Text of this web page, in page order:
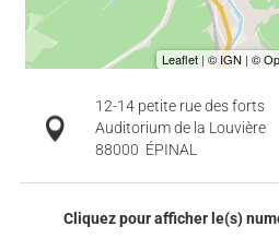
12-14 petite rue des forts
Auditorium de la Louvière
88000 ÉPINAL
Cliquez pour afficher le(s)